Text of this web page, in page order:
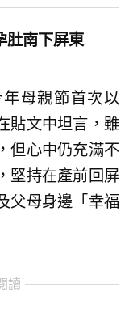
肚南下屏東
母親節首次以
貼文中坦言，雖
但心中仍充滿不
堅持在產前回屏
父母身邊「幸福
讀